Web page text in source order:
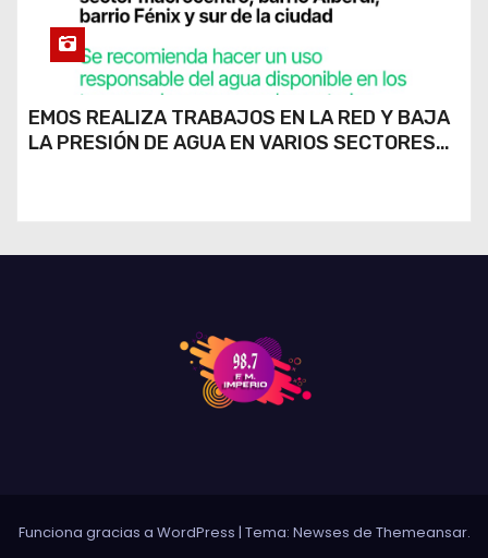
EMOS REALIZA TRABAJOS EN LA RED Y BAJA
LA PRESIÓN DE AGUA EN VARIOS SECTORES
Funciona gracias a WordPress | Tema: Newses de Themeansar.